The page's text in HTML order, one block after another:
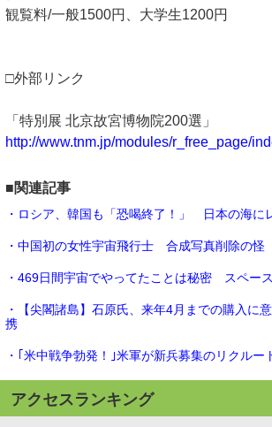
観覧料/一般1500円、大学生1200円
□外部リンク
「特別展 北京故宮博物院200選」
http://www.tnm.jp/modules/r_free_page/
■関連記事
・ロシア、韓国も「恐喝終了！」 日本の海に
・中国初の女性宇宙飛行士 合成写真削除の怪
・469日間宇宙でやってたことは秘密 スペー
・【尖閣諸島】石原氏、来年4月までの購入に
携
・｢米中戦争勃発！｣米軍が新兵募集のリクルー
アクセスランキング